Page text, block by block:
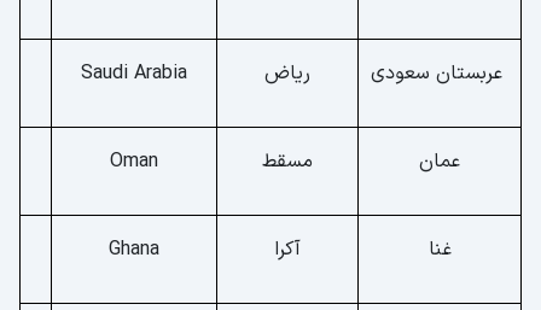
عربستان سعودی ریاض Saudi Arabia
عمان مسقط Oman
غنا آکرا Ghana